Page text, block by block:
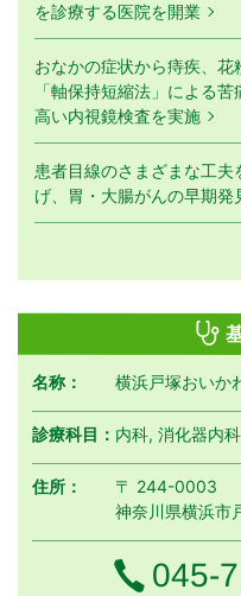
を診療する医院を開業
おなかの症状から痔疾、花
「軸保持短縮法」による
高い内視鏡検査を実施
患者目線のさまざまな工
げ、胃・大腸がんの早期発
名称： 横浜戸塚おいか
診療科目： 内科, 消化器内
住所：
〒 244-0003
神奈川県横浜市
電話
045-